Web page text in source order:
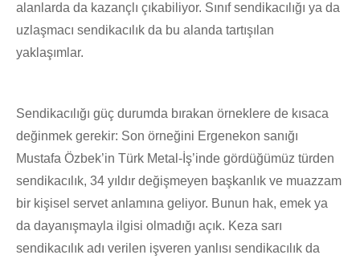
alanlarda da kazançlı çıkabiliyor. Sınıf sendikacılığı ya da
uzlaşmacı sendikacılık da bu alanda tartışılan
yaklaşımlar.
Sendikacılığı güç durumda bırakan örneklere de kısaca
değinmek gerekir: Son örneğini Ergenekon sanığı
Mustafa Özbek’in Türk Metal-İş’inde gördüğümüz türden
sendikacılık, 34 yıldır değişmeyen başkanlık ve muazzam
bir kişisel servet anlamına geliyor. Bunun hak, emek ya
da dayanışmayla ilgisi olmadığı açık. Keza sarı
sendikacılık adı verilen işveren yanlısı sendikacılık da